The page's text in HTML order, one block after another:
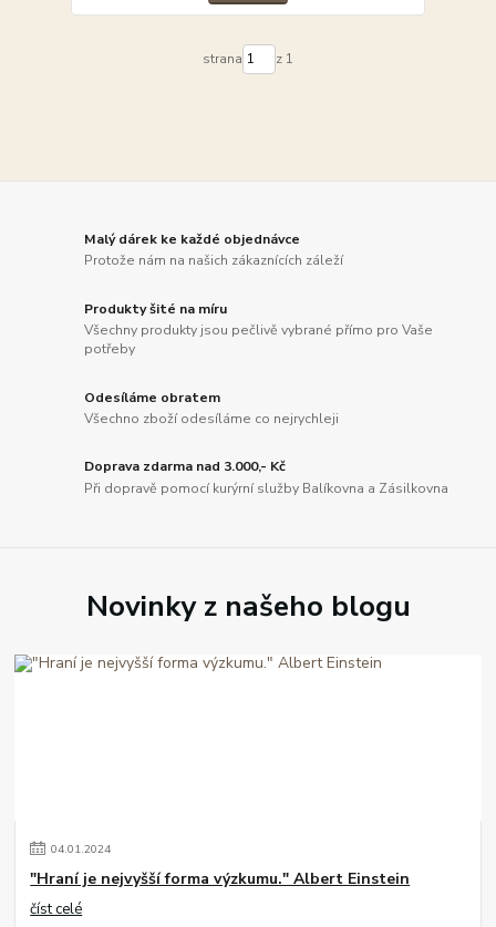
strana z 1
Malý dárek ke každé objednávce
Protože nám na našich zákaznících záleží
Produkty šité na míru
Všechny produkty jsou pečlivě vybrané přímo pro Vaše
potřeby
Odesíláme obratem
Všechno zboží odesíláme co nejrychleji
Doprava zdarma nad 3.000,- Kč
Při dopravě pomocí kurýrní služby Balíkovna a Zásilkovna
Novinky z našeho blogu
04.01.2024
"Hraní je nejvyšší forma výzkumu." Albert Einstein
číst celé